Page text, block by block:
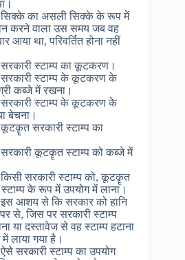
सिक्के का असली सिक्के के रूप में
करने वाला उस समय जब वह
था, परिवर्तित होना नहीं
स्टाम्प का कूटकरण।
सरकारी स्टाम्प के कूटकरण के
कब्जे में रखना।
सरकारी स्टाम्प के कूटकरण के
बेचना।
कूटकॄत सरकारी स्टाम्प का
सरकारी कूटकॄत स्टाम्प को कब्जे में
किसी सरकारी स्टाम्प को, कूटकॄत
के रूप में उपयोग में लाना।
इस आशय से कि सरकार को हानि
से, जिस पर सरकारी स्टाम्प
या दस्तावेज से वह स्टाम्प हटाना
लाया गया है।
सरकारी स्टाम्प का उपयोग